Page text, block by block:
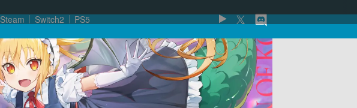
Steam Switch2 PS5